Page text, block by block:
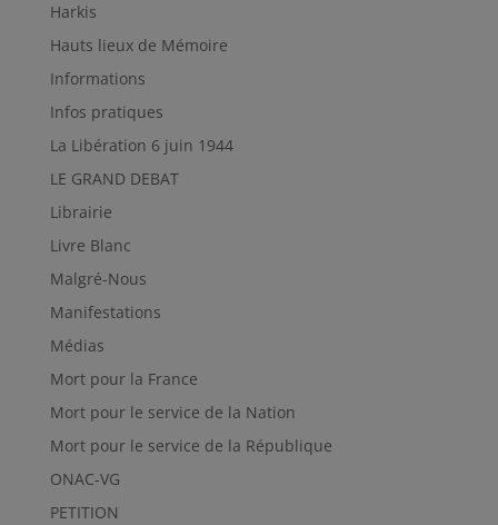
Harkis
Hauts lieux de Mémoire
Informations
Infos pratiques
La Libération 6 juin 1944
LE GRAND DEBAT
Librairie
Livre Blanc
Malgré-Nous
Manifestations
Médias
Mort pour la France
Mort pour le service de la Nation
Mort pour le service de la République
ONAC-VG
PETITION